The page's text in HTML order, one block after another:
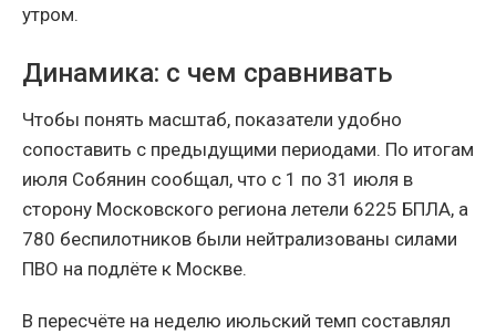
утром.
Динамика: с чем сравнивать
Чтобы понять масштаб, показатели удобно
сопоставить с предыдущими периодами. По итогам
июля Собянин сообщал, что с 1 по 31 июля в
сторону Московского региона летели 6225 БПЛА, а
780 беспилотников были нейтрализованы силами
ПВО на подлёте к Москве.
В пересчёте на неделю июльский темп составлял